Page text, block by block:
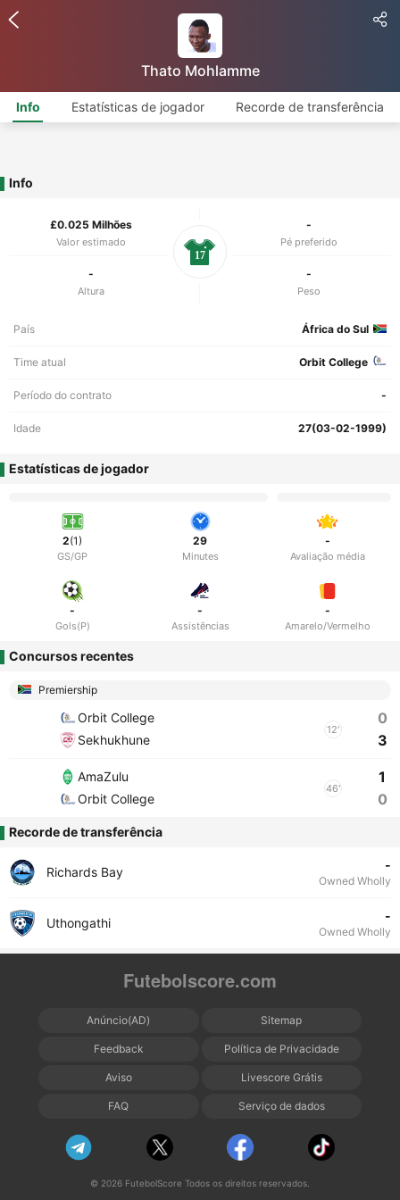
Thato Mohlamme
Info Estatísticas de jogador Recorde de transferência
Info
£0.025 Milhões
Valor estimado
-
Pé preferido
-
Altura
-
Peso
17
País África do Sul
Time atual Orbit College
Período do contrato -
Idade 27(03-02-1999)
Estatísticas de jogador
2(1)
GS/GP
29
Minutes
-
Avaliação média
-
Gols(P)
-
Assistências
-
Amarelo/Vermelho
Concursos recentes
Premiership
Orbit College
Sekhukhune
12'
0
3
AmaZulu
Orbit College
46'
1
0
Recorde de transferência
Richards Bay -
Owned Wholly
Uthongathi -
Owned Wholly
Futebolscore.com
Anúncio(AD) Sitemap
Feedback Política de Privacidade
Aviso Livescore Grátis
FAQ Serviço de dados
© 2026 FutebolScore Todos os direitos reservados.